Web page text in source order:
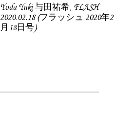
Yoda Yuki 与田祐希, FLASH
2020.02.18 (フラッシュ 2020年2
月18日号)